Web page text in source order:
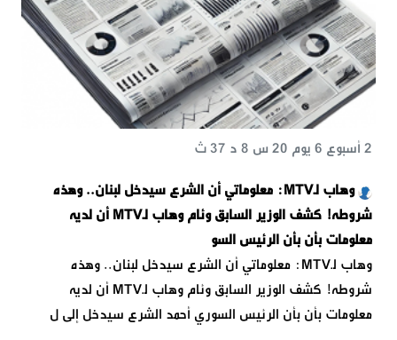
وهاب لـMTV: معلوماتي أن الشرع سيدخل لبنان.. وهذه
شروطه! كشف الوزير السابق وئام وهاب لـMTV أن لديه
معلومات بأن بأن الرئيس السو
2 أسبوع 6 يوم 20 س 8 د 37 ث
وهاب لـMTV: معلوماتي أن الشرع سيدخل لبنان.. وهذه
شروطه! كشف الوزير السابق وئام وهاب لـMTV أن لديه
معلومات بأن بأن الرئيس السوري أحمد الشرع سيدخل إلى ل